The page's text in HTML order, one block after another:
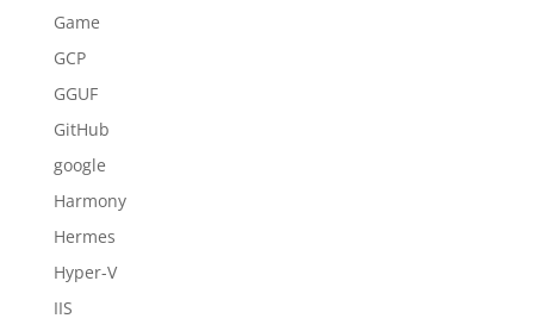
Game
GCP
GGUF
GitHub
google
Harmony
Hermes
Hyper-V
IIS